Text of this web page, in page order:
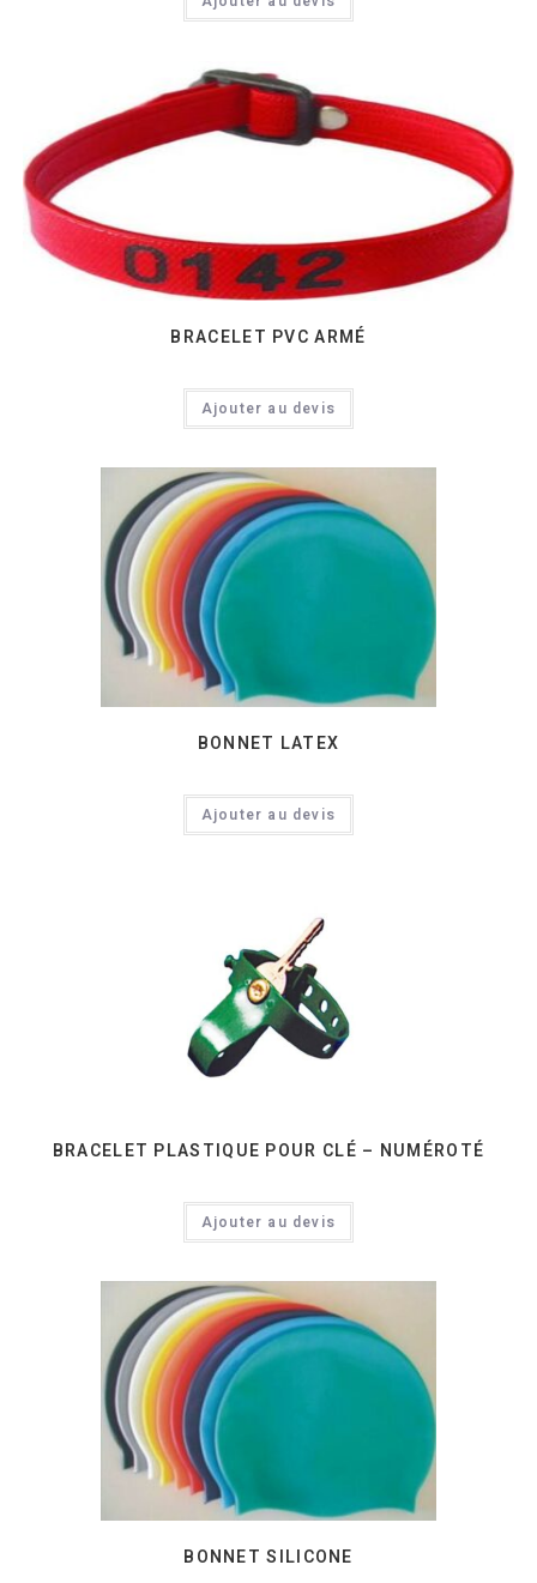
BRACELET PVC ARMÉ
Ajouter au devis
BONNET LATEX
Ajouter au devis
BRACELET PLASTIQUE POUR CLÉ – NUMÉROTÉ
Ajouter au devis
BONNET SILICONE